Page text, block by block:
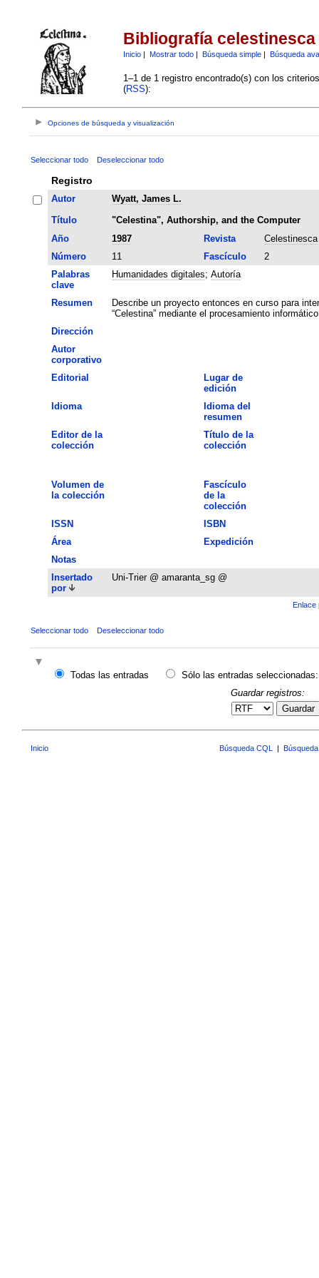
Bibliografía celestinesca
Inicio| Mostrar todo| Búsqueda simple| Búsqueda
1–1 de 1 registro encontrado(s) con los
(RSS):
Opciones de búsqueda y visualización
Seleccionar todo Deseleccionar todo
Registro
Autor
Wyatt, James L.
Título
"Celestina", Authorship, and the Computer
Año
1987 Revista
Celestinesca
Número
11 Fascículo
2
Palabras
clave
Humanidades digitales; Autoría
Resumen
Describe un proyecto entonces en curso para
“Celestina” mediante el procesamiento
Dirección
Autor
corporativo
Editorial
Lugar de
edición
Idioma
Idioma del
resumen
Editor de la
colección
Título de la
colección
Volumen de
la colección
Fascículo
de la
colección
ISSN
ISBN
Área
Expedición
Notas
Insertado
por
Uni-Trier @ amaranta_sg @
Enlace
Seleccionar todo Deseleccionar todo
Todas las entradas
Sólo las entradas seleccionadas:
Guardar registros:
Guardar
Inicio Búsqueda CQL